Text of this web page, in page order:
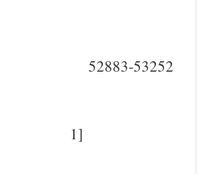
52883-53252
1]